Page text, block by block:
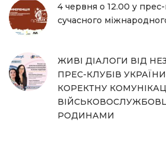
4 червня о 12.00 у
сучасного
ЖИВІ ДІАЛОГИ ВІД
ПРЕС-КЛУБІВ
КОРЕКТНУ
РОДИНАМИ